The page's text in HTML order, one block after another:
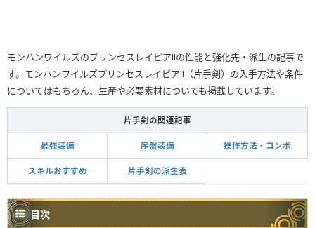
モンハンワイルズのプリンセスレイピアⅡの性能と強化先・派生の記事で
す。モンハンワイルズプリンセスレイピアⅡ（片手剣）の入手方法や条件
についてはもちろん、生産や必要素材についても掲載しています。
片手剣の関連記事
最強装備 序盤装備 操作方法・コンボ
スキルおすすめ 片手剣の派生表
目次